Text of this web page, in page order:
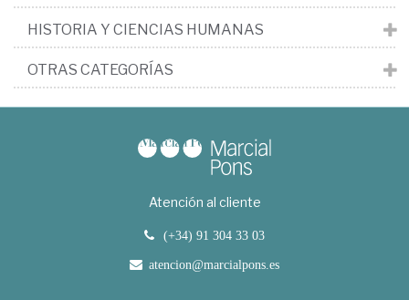
HISTORIA Y CIENCIAS HUMANAS
OTRAS CATEGORÍAS
Atención al cliente
(+34) 91 304 33 03
atencion@marcialpons.es